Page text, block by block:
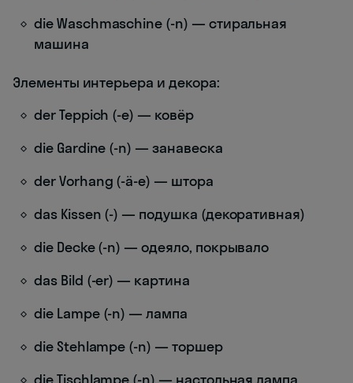
die Waschmaschine (-n) — стиральная
машина
Элементы интерьера и декора:
der Teppich (-e) — ковёр
die Gardine (-n) — занавеска
der Vorhang (-ä-e) — штора
das Kissen (-) — подушка (декоративная)
die Decke (-n) — одеяло, покрывало
das Bild (-er) — картина
die Lampe (-n) — лампа
die Stehlampe (-n) — торшер
die Tischlampe (-n) — настольная лампа